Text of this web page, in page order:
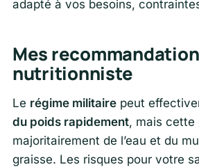
adapté à vos besoins,
Mes
nutritionniste
Le régime militaire peut
du poids rapidement, mais cette
majoritairement de l’eau et du
graisse. Les risques pour votre